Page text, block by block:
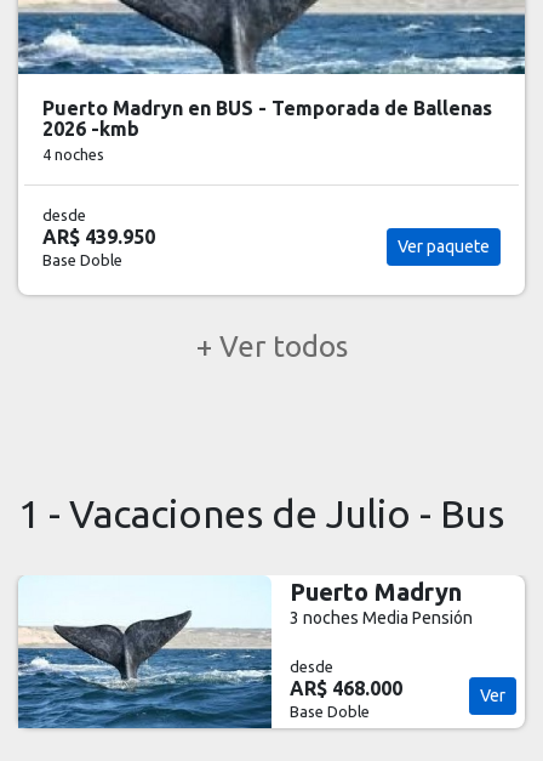
Puerto Madryn en BUS - Temporada de Ballenas
2026 -kmb
4 noches
desde
AR$ 439.950
Base Doble
Ver paquete
+ Ver todos
1 - Vacaciones de Julio - Bus
Puerto Madryn
3 noches Media Pensión
desde
AR$ 468.000
Base Doble
Ver